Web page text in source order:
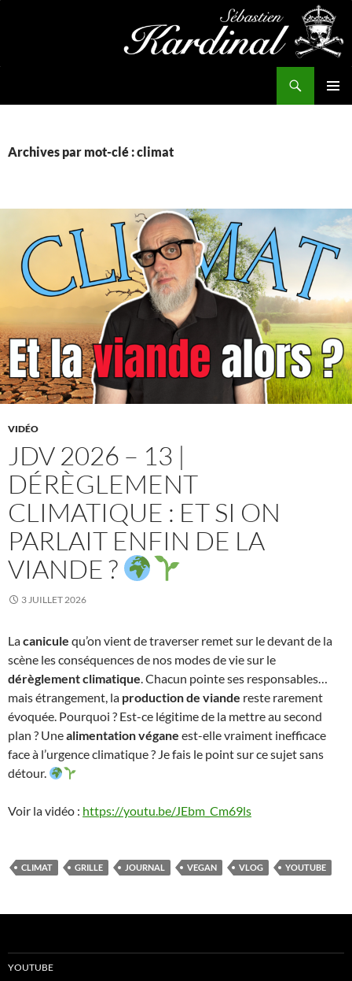
Archives par mot-clé : climat
VIDÉO
JDV 2026 – 13 |
DÉRÈGLEMENT
CLIMATIQUE : ET SI ON
PARLAIT ENFIN DE LA
VIANDE ?
3 JUILLET 2026
Lacanicule qu’on vient de traverser remet sur le devant de la
scène les conséquences de nos modes de vie sur le
dérèglement climatique. Chacun pointe ses responsables…
mais étrangement, la production de viande reste rarement
évoquée. Pourquoi ? Est-ce légitime de la mettre au second
plan ? Unealimentation végane est-elle vraiment inefficace
face à l’urgence climatique ? Je fais le point sur ce sujet sans
détour.
Voir la vidéo : https://youtu.be/JEbm_Cm69ls
CLIMAT GRILLE JOURNAL VEGAN VLOG YOUTUBE
YOUTUBE